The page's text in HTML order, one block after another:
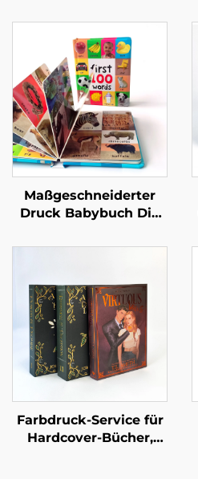
Maßgeschneiderter
Druck Babybuch Die
Wörter Lern-
Hartdeckel
Farbdruck-Service für
Hardcover-Bücher,